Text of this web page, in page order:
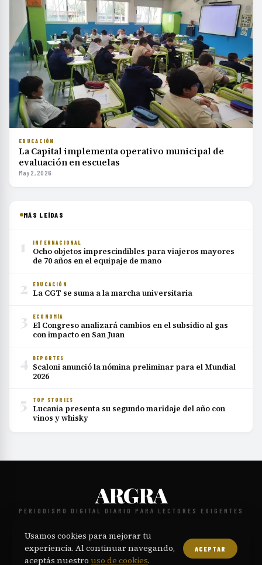
EDUCACIÓN
La Capital implementa operativo municipal de
evaluación en escuelas
May 2, 2026
MÁS LEÍDAS
1 INTERNACIONAL
Ocho objetos imprescindibles para viajeros mayores
de 70 años en el equipaje de mano
2 EDUCACIÓN
La CGT se suma a la marcha universitaria
3 ECONOMÍA
El Congreso analizará cambios en el subsidio al gas
con impacto en San Juan
4 DEPORTES
Scaloni anunció la nómina preliminar para el Mundial
2026
5 TOP STORIES
Lucania presenta su segundo maridaje del año con
vinos y whisky
ARGRA
PERIODISMO DIGITAL DIARIO PARA LECTORES EXIGENTES
TÉRMINOS · COOKIES
© 2026 ARGRA. Todos los derechos reservados.
Usamos cookies para mejorar tu
experiencia. Al continuar navegando,
aceptás nuestro uso de cookies.
ACEPTAR